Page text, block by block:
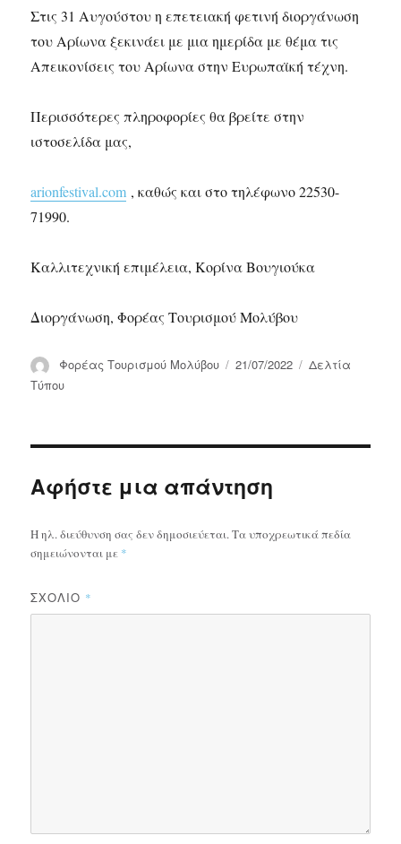
Στις 31 Αυγούστου η επετειακή φετινή διοργάνωση
του Αρίωνα ξεκινάει με μια ημερίδα με θέμα τις
Απεικονίσεις του Αρίωνα στην Ευρωπαϊκή τέχνη.
Περισσότερες πληροφορίες θα βρείτε στην
ιστοσελίδα μας,
arionfestival.com , καθώς και στο τηλέφωνο 22530-
71990.
Καλλιτεχνική επιμέλεια, Κορίνα Βουγιούκα
Διοργάνωση, Φορέας Τουρισμού Μολύβου
Συντάκτης
Φορέας Τουρισμού Μολύβου
Δημοσιεύτηκε
21/07/2022 Κατηγορίες
Δελτία
Τύπου
Αφήστε μια απάντηση
Η ηλ. διεύθυνση σας δεν δημοσιεύεται. Τα υποχρεωτικά πεδία
σημειώνονται με *
ΣΧΌΛΙΟ *